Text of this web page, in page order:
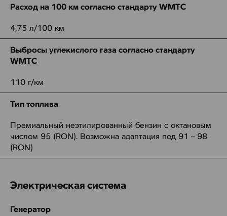
Расход на 100 км согласно стандарту WMTC
4,75 л/100 км
Выбросы углекислого газа согласно стандарту
WMTC
110 г/км
Тип топлива
Премиальный неэтилированный бензин с октановым
числом 95 (RON). Возможна адаптация под 91 – 98
(RON)
Электрическая система
Генератор